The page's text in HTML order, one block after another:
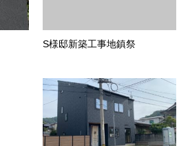
S様邸新築工事地鎮祭